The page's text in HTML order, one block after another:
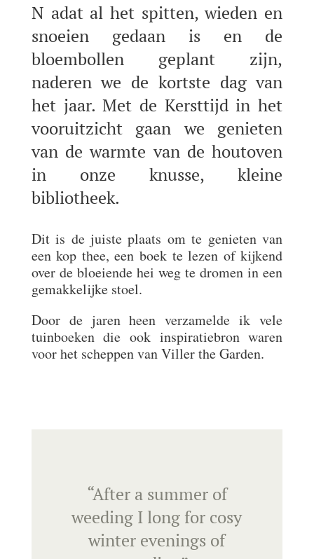
N adat al het spitten, wieden en
snoeien gedaan is en de
bloembollen geplant zijn,
naderen we de kortste dag van
het jaar. Met de Kersttijd in het
vooruitzicht gaan we genieten
van de warmte van de houtoven
in onze knusse, kleine
bibliotheek.
Dit is de juiste plaats om te genieten van
een kop thee, een boek te lezen of kijkend
over de bloeiende hei weg te dromen in een
gemakkelijke stoel.
Door de jaren heen verzamelde ik vele
tuinboeken die ook inspiratiebron waren
voor het scheppen van Viller the Garden.
“After a summer of
weeding I long for cosy
winter evenings of